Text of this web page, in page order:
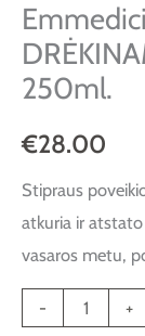
250ml.
€28.00
Stipraus
atkuria ir
vasaros metu,
- +